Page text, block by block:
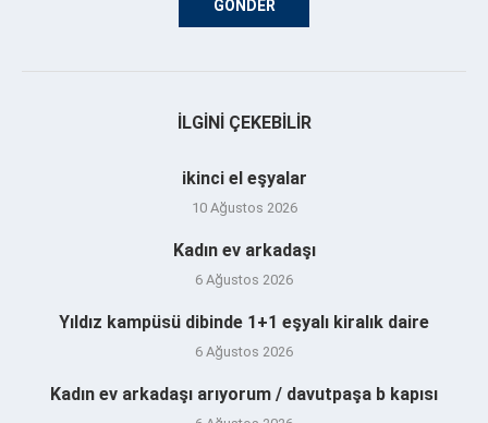
İLGINI ÇEKEBILIR
ikinci el eşyalar
10 Ağustos 2026
Kadın ev arkadaşı
6 Ağustos 2026
Yıldız kampüsü dibinde 1+1 eşyalı kiralık daire
6 Ağustos 2026
Kadın ev arkadaşı arıyorum / davutpaşa b kapısı